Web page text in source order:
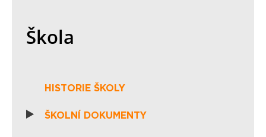
Škola
HISTORIE ŠKOLY
ŠKOLNÍ DOKUMENTY